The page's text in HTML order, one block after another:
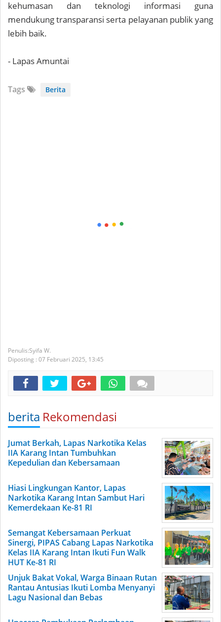
kehumasan dan teknologi informasi guna
mendukung transparansi serta pelayanan publik yang
lebih baik.
- Lapas Amuntai
Tags Berita
Syifa W.
Diposting : 07 Februari 2025, 13:45
berita Rekomendasi
Jumat Berkah, Lapas Narkotika Kelas
IIA Karang Intan Tumbuhkan
Kepedulian dan Kebersamaan
Hiasi Lingkungan Kantor, Lapas
Narkotika Karang Intan Sambut Hari
Kemerdekaan Ke-81 RI
Semangat Kebersamaan Perkuat
Sinergi, PIPAS Cabang Lapas Narkotika
Kelas IIA Karang Intan Ikuti Fun Walk
HUT Ke-81 RI
Unjuk Bakat Vokal, Warga Binaan Rutan
Rantau Antusias Ikuti Lomba Menyanyi
Lagu Nasional dan Bebas